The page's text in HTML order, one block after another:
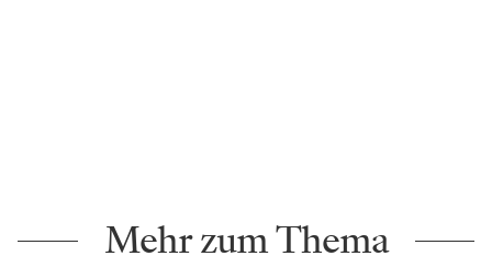
Mehr zum Thema